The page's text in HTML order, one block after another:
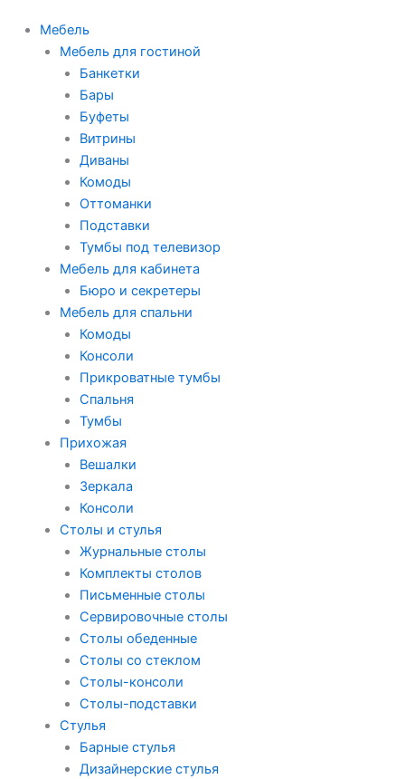
Мебель
Мебель для гостиной
Банкетки
Бары
Буфеты
Витрины
Диваны
Комоды
Оттоманки
Подставки
Тумбы под телевизор
Мебель для кабинета
Бюро и секретеры
Мебель для спальни
Комоды
Консоли
Прикроватные тумбы
Спальня
Тумбы
Прихожая
Вешалки
Зеркала
Консоли
Столы и стулья
Журнальные столы
Комплекты столов
Письменные столы
Сервировочные столы
Столы обеденные
Столы со стеклом
Столы-консоли
Столы-подставки
Стулья
Барные стулья
Дизайнерские стулья